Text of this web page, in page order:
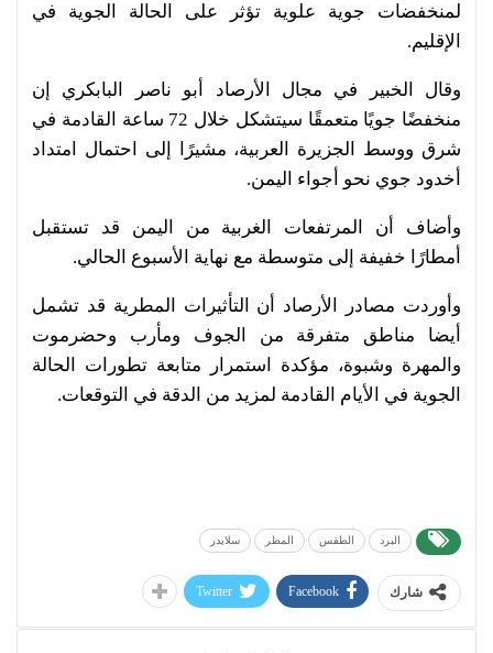
لمنخفضات جوية علوية تؤثر على الحالة الجوية في
الإقليم.
وقال الخبير في مجال الأرصاد أبو ناصر البابكري إن
منخفضًا جويًا متعمقًا سيتشكل خلال 72 ساعة القادمة في
شرق ووسط الجزيرة العربية، مشيرًا إلى احتمال امتداد
أخدود جوي نحو أجواء اليمن.
وأضاف أن المرتفعات الغربية من اليمن قد تستقبل
أمطارًا خفيفة إلى متوسطة مع نهاية الأسبوع الحالي.
وأوردت مصادر الأرصاد أن التأثيرات المطرية قد تشمل
أيضا مناطق متفرقة من الجوف ومأرب وحضرموت
والمهرة وشبوة، مؤكدة استمرار متابعة تطورات الحالة
الجوية في الأيام القادمة لمزيد من الدقة في التوقعات.
البرد الطقس المطر سلايدر
شارك Facebook
Twitter